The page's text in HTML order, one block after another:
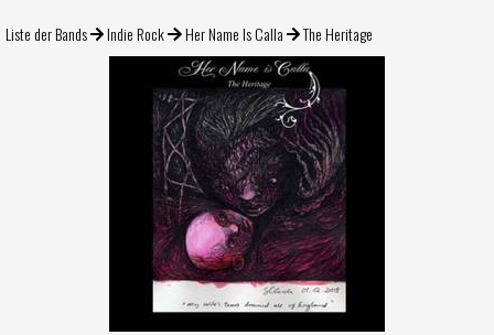
Liste der Bands Indie Rock Her Name Is Calla The Heritage